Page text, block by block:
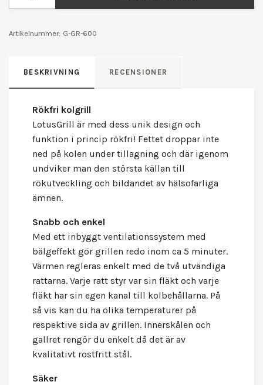
Artikelnummer: G-GR-600
BESKRIVNING RECENSIONER
Rökfri kolgrill
LotusGrill är med dess unik design och
funktion i princip rökfri! Fettet droppar inte
ned på kolen under tillagning och där igenom
undviker man den största källan till
rökutveckling och bildandet av hälsofarliga
ämnen.
Snabb och enkel
Med ett inbyggt ventilationssystem med
bälgeffekt gör grillen redo inom ca 5 minuter.
Värmen regleras enkelt med de två utvändiga
rattarna. Varje ratt styr var sin fläkt och varje
fläkt har sin egen kanal till kolbehållarna. På
så vis kan du ha olika temperaturer på
respektive sida av grillen. Innerskålen och
gallret rengör du enkelt då det är av
kvalitativt rostfritt stål.
Säker